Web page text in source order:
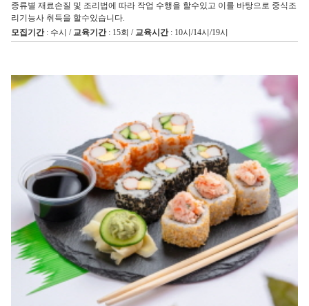
종류별 재료손질 및 조리법에 따라 작업 수행을 할수있고 이를 바탕으로 중식조
리기능사 취득을 할수있습니다.
모집기간: 수시 / 교육기간: 15회 / 교육시간: 10시/14시/19시